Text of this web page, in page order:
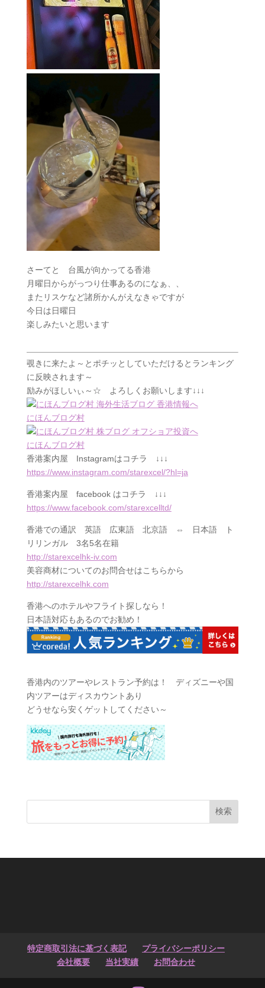
さーてと 台風が向かってる香港
月曜日からがっつり仕事あるのになぁ、、
またリスケなど諸所かんがえなきゃですが
今日は日曜日
楽しみたいと思います
覗きに来たよ～とポチッとしていただけるとランキング
に反映されます～
励みがほしいぃ～☆ よろしくお願いします↓↓↓
にほんブログ村
にほんブログ村
香港案内屋 Instagramはコチラ ↓↓↓
https://www.instagram.com/starexcel/?hl=ja
香港案内屋 facebookはコチラ ↓↓↓
https://www.facebook.com/starexcelltd/
香港での通訳 英語 広東語 北京語 ⇔ 日本語 ト
リリンガル 3名5名在籍
http://starexcelhk-iv.com
美容商材についてのお問合せはこちらから
http://starexcelhk.com
香港へのホテルやフライト探しなら！
日本語対応もあるのでお勧め！
香港内のツアーやレストラン予約は！ ディズニーや国
内ツアーはディスカウントあり
どうせなら安くゲットしてください～
検索
特定商取引法に基づく表記
プライバシーポリシー
会社概要
当社実績 お問合わせ